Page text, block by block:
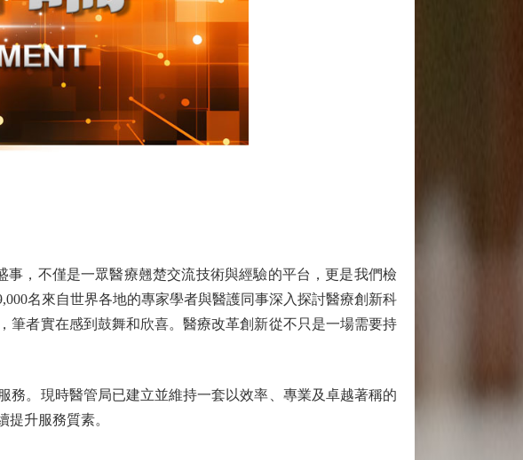
，不僅是一眾醫療翹楚交流技術與經驗的平台，更是我們檢
名來自世界各地的專家學者與醫護同事深入探討醫療創新科
筆者實在感到鼓舞和欣喜。醫療改革創新從不只是一場需要持
。現時醫管局已建立並維持一套以效率、專業及卓越著稱的
升服務質素。